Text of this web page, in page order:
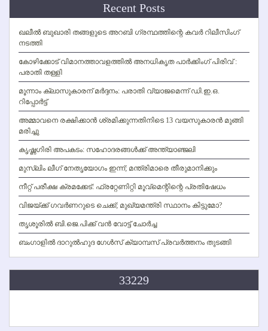
Recent Posts
ഖലീല്‍ ബുഖാരി തങ്ങളുടെ അറബി ഗ്രന്ഥത്തിന്റെ കവര്‍ റിലീസിംഗ്
നടത്തി
കോഴിക്കോട് വിമാനത്താവളത്തില്‍ അനധികൃത പാര്‍ക്കിംഗ് പിരിവ് :
പരാതി തള്ളി
മൂന്നാം ക്ലാസുകാരന് മര്‍ദ്ദനം: പരാതി വ്യാജമെന്ന് ഡി.ഇ.ഒ.
റിപ്പോര്‍ട്ട്
അമ്മാവനെ രക്ഷിക്കാന്‍ ശ്രമിക്കുന്നതിനിടെ 13 വയസുകാരന്‍ മുങ്ങി
മരിച്ചു
കൃഷ്ണഗിരി അപകടം: സഹോദരങ്ങള്‍ക്ക് അന്ത്യാഞ്ജലി
മുസ്ലിം ലീഗ് നേതൃയോഗം ഇന്ന്; മന്ത്രിമാരെ തീരുമാനിക്കും
നീറ്റ് പരീക്ഷ ക്രമക്കേട്: ഫ്രറ്റേണിറ്റി മൂവ്‌മെന്റിന്റെ പ്രതിഷേധം
വിജയ്ക്ക് ഗവര്‍ണറുടെ ചെക്ക്; മുഖ്യമന്ത്രി സ്ഥാനം കിട്ടുമോ?
തൃശൂരില്‍ ബി.ജെ.പിക്ക് വന്‍ വോട്ട് ചോര്‍ച്ച
ബംഗാളില്‍ ദാറുല്‍ഹുദ ഗേള്‍സ് ക്യാമ്പസ് പ്രവര്‍ത്തനം തുടങ്ങി
33229